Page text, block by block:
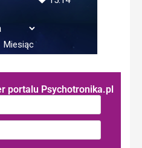
Miesiąc
portalu Psychotronika.pl